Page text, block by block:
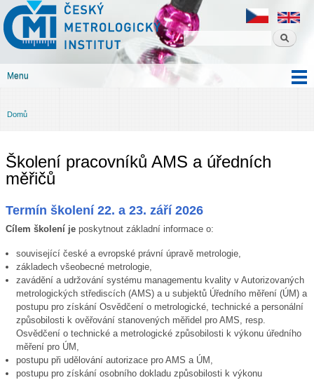
obsahu
Český
metrologický
institut
Menu
Jste zde
Domů
Školení pracovníků AMS a úředních
měřičů
Termín školení 22. a 23. září 2026
Cílem školení je poskytnout základní informace o:
související české a evropské právní úpravě metrologie,
základech všeobecné metrologie,
zavádění a udržování systému managementu kvality v Autorizovaných
metrologických střediscích (AMS) a u subjektů Úředního měření (ÚM) a
postupu pro získání Osvědčení o metrologické, technické a personální
způsobilosti k ověřování stanovených měřidel pro AMS, resp.
Osvědčení o technické a metrologické způsobilosti k výkonu úředního
měření pro ÚM,
postupu při udělování autorizace pro AMS a ÚM,
postupu pro získání osobního dokladu způsobilosti k výkonu